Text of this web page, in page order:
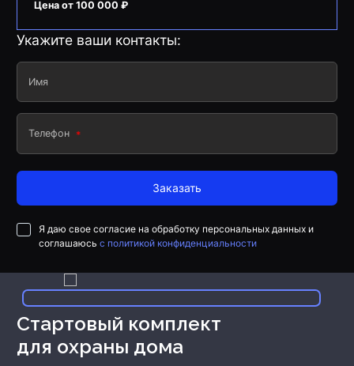
Цена от 100 000 ₽
Укажите ваши контакты:
Имя
Телефон
Заказать
Я даю свое согласие на обработку персональных данных и
соглашаюсь с политикой конфиденциальности
Стартовый комплект
для охраны дома